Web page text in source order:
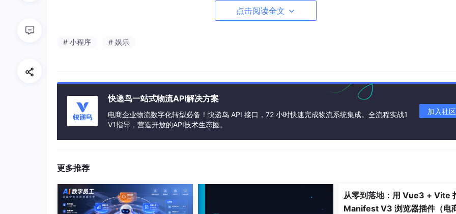
“已付款未抽赏” 纠纷；反作弊机制缺失导致脚本刷奖，某平台因隐藏款被恶意刷空损失超百万元。信任危机更具
3. 同质化竞争激烈，盈利可持续性存疑
超 80% 的淘宝扭蛋机小程序玩法雷同，集中在 “抽赏 - 发货” 基础流程，缺乏差异化竞争力。中小平台因缺乏 IP
源和流量扶持，只能靠低价竞争，导致利润微薄；头部平台面临用户审美疲劳，新增获客成本从 2023 年的 30
人飙升至 2025 年的 85 元 / 人。部分平台过度依赖抽赏抽成，未搭建增值服务体系，一旦监管收紧或用户热情
退，盈利模式即刻崩塌。
合规先行筑牢底线：提前申请淘宝小程序对应类目资质，显著位置公示中奖概率、退改政策及奖品库存；
淘宝实名认证与支付限额系统，杜绝未成年人超额消费；采用 “时间种子 + 用户 ID 哈希” 生成随机数，概
整日志留存备查，通过平台合规备案。
点击阅读全文
# 小程序 # 娱乐
快递鸟一站式物流API解决方案
电商企业物流数字化转型必备！快递鸟 API 接口，72 小时快速完成物流系统集成。全流程实战1
V1指导，营造开放的API技术生态圈。
加入社区
更多推荐
从零到落地：用 Vue3 + Vite
Manifest V3 浏览器插件（电